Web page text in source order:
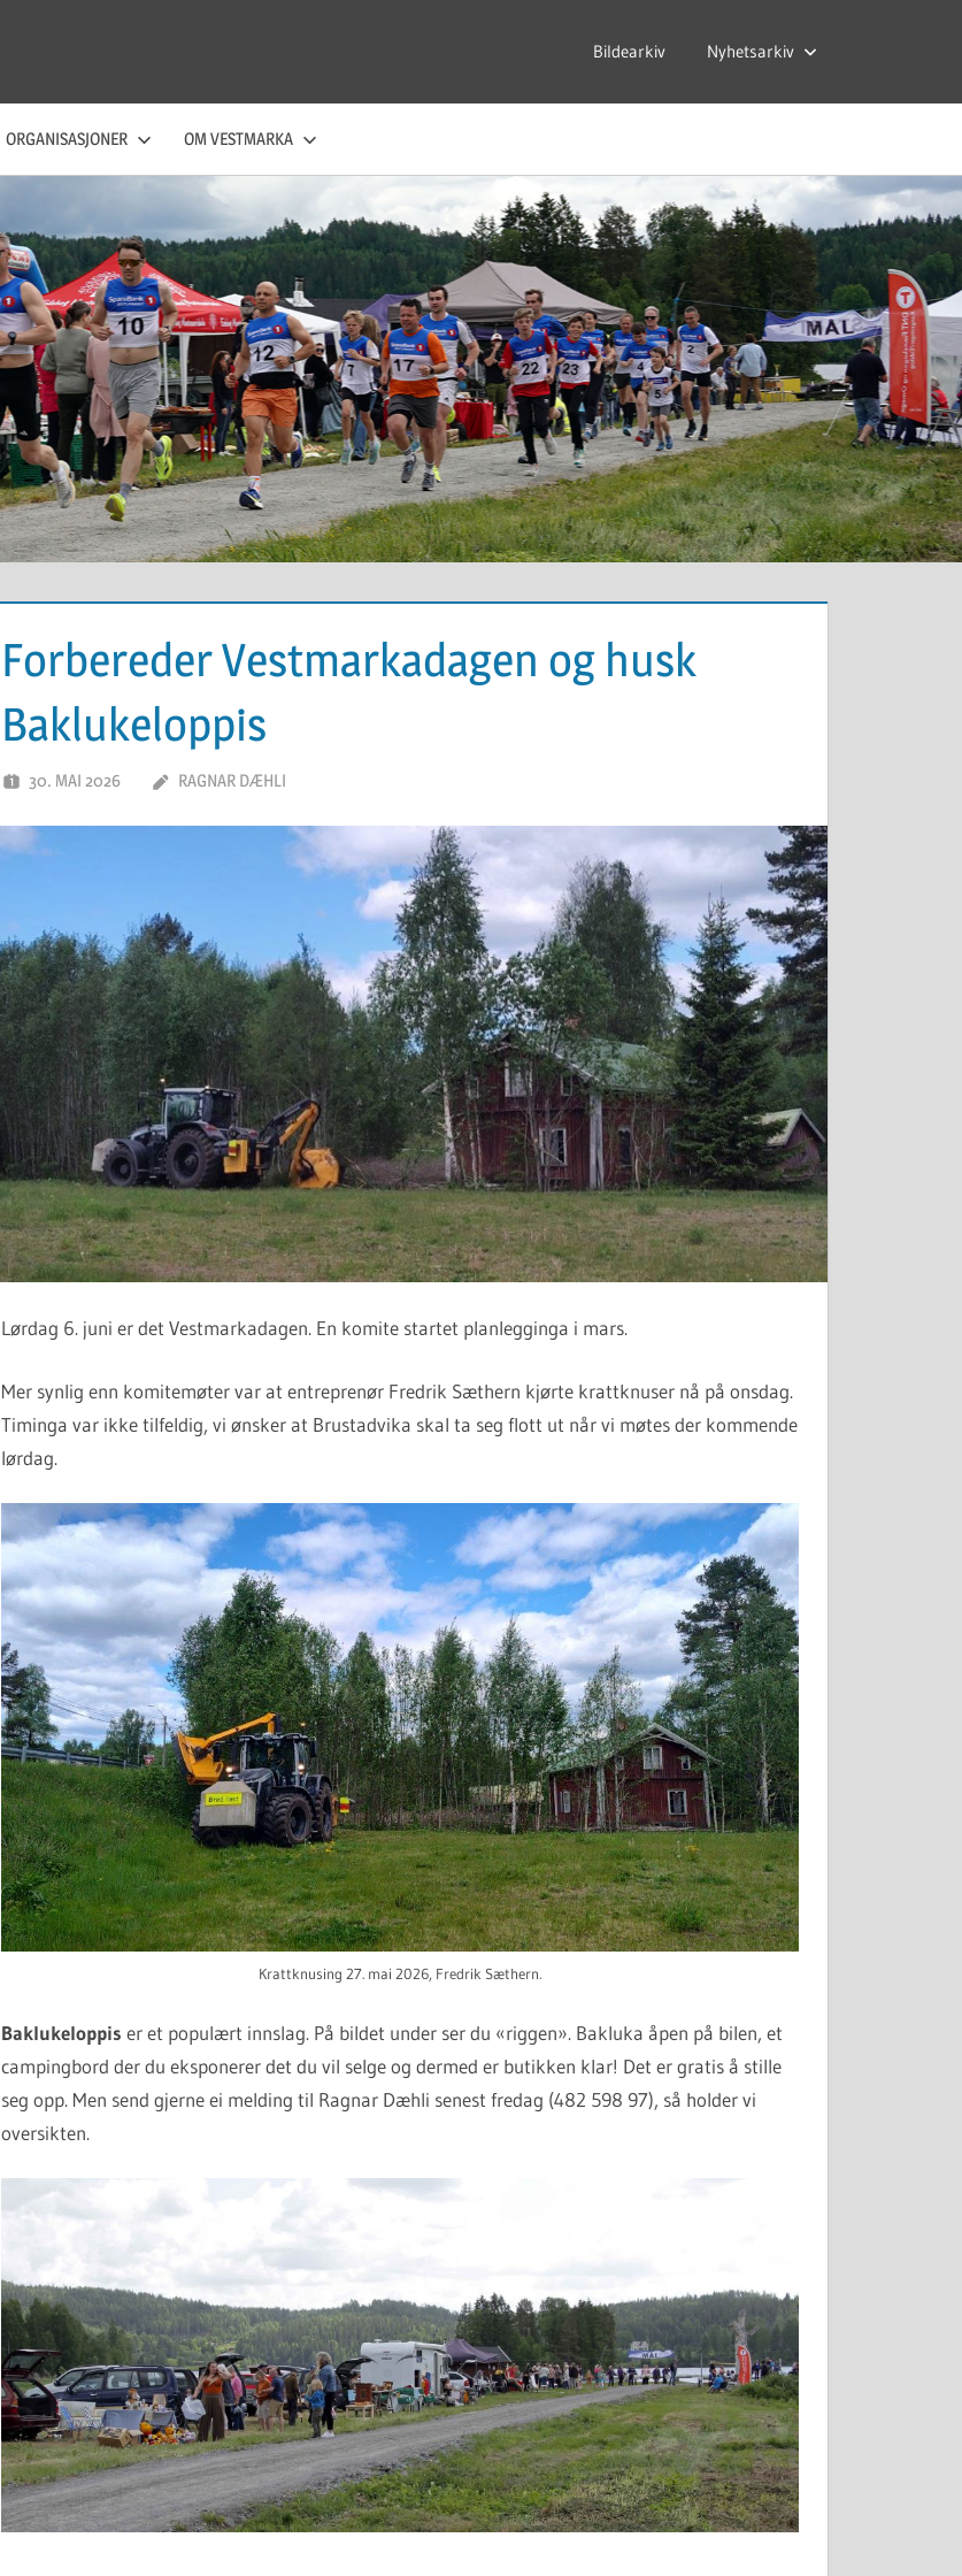
Bildearkiv Nyhetsarkiv
ORGANISASJONER OM VESTMARKA
Forbereder Vestmarkadagen og husk
Baklukeloppis
30. MAI 2026 RAGNAR DÆHLI
Lørdag 6. juni er det Vestmarkadagen. En komite startet planlegginga i mars.
Mer synlig enn komitemøter var at entreprenør Fredrik Sæthern kjørte krattknuser nå på onsdag.
Timinga var ikke tilfeldig, vi ønsker at Brustadvika skal ta seg flott ut når vi møtes der kommende
lørdag.
Krattknusing 27. mai 2026, Fredrik Sæthern.
Baklukeloppis er et populært innslag. På bildet under ser du «riggen». Bakluka åpen på bilen, et
campingbord der du eksponerer det du vil selge og dermed er butikken klar! Det er gratis å stille
seg opp. Men send gjerne ei melding til Ragnar Dæhli senest fredag (482 598 97), så holder vi
oversikten.